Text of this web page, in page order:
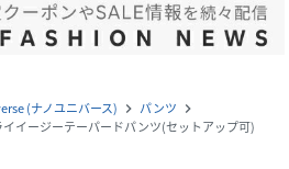
(ナノユニバース) navigate_next パンツ navigate_next
イージーテーパードパンツ(セットアップ可)